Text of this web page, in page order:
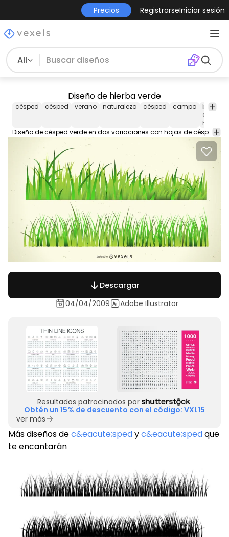
Precios RegistrarseIniciar sesión
All
Diseño de hierba verde
césped césped verano naturaleza césped campo
brizna
de
hierba
Diseño de césped verde en dos variaciones con hojas de césped más delgadas y más gruesas.
Descargar
04/04/2009
Adobe Illustrator
Resultados patrocinados por
Obtén un 15% de descuento con el código: VXL15
ver más
Más diseños dec&eacute;spedyc&eacute;spedque
te encantarán